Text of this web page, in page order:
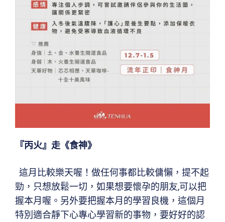
『丙火』走《食神》
這月比較樂天喔！做任何事都比較傭懶，提不起
勁，只想放鬆一切，如果想要懷孕的朋友,可以把
握本月喔。另外要把握本月的學習良機，這個月
特別適合靜下心專心學習新的事物，要好好的認